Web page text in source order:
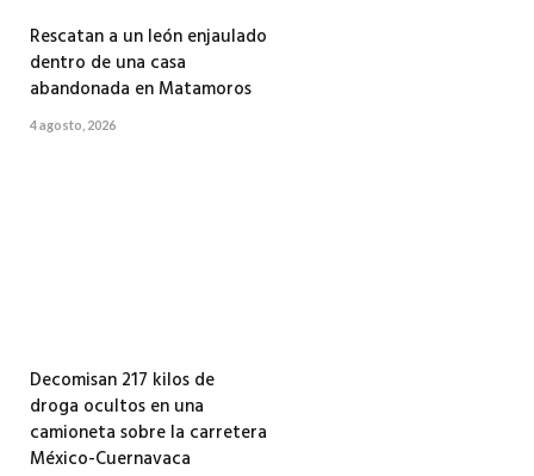
Rescatan a un león enjaulado
dentro de una casa
abandonada en Matamoros
4 agosto, 2026
Decomisan 217 kilos de
droga ocultos en una
camioneta sobre la carretera
México-Cuernavaca